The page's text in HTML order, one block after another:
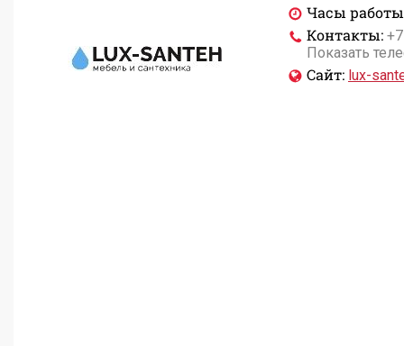
Часы
Контакты:
Показать
Сайт: lux-